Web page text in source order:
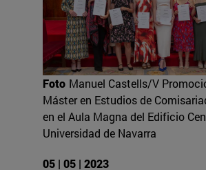
Foto Manuel Castells/V
Máster en Estudios de
en el Aula Magna del Edificio
Universidad de Navarra
05 | 05 | 2023